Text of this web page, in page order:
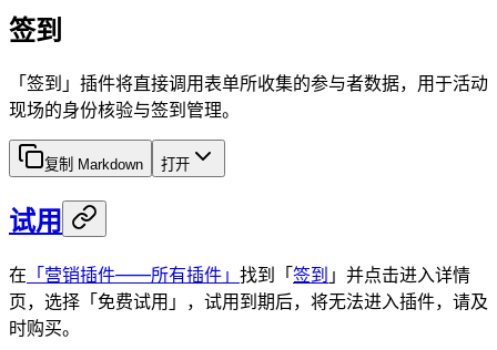
签到
「签到」插件将直接调用表单所收集的参与者数据，用于活动
现场的身份核验与签到管理。
复制 Markdown 打开
试用
在 「营销插件——所有插件」 找到「签到 」并点击进入详情
页，选择「免费试用」，试用到期后，将无法进入插件，请及
时购买。